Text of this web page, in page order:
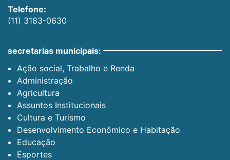
Telefone:
(11) 3183-0630
secretarias municipais:
Ação social, Trabalho e Renda
Administração
Agricultura
Assuntos Institucionais
Cultura e Turismo
Desenvolvimento Econômico e Habitação
Educação
Esportes